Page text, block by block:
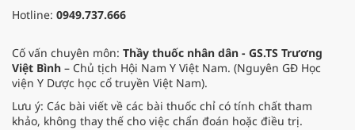
Hotline: 0949.737.666
Cố vấn chuyên môn: Thầy thuốc nhân dân - GS.TS Trương
Việt Bình – Chủ tịch Hội Nam Y Việt Nam. (Nguyên GĐ Học
viện Y Dược học cổ truyền Việt Nam).
Lưu ý: Các bài viết về các bài thuốc chỉ có tính chất tham
khảo, không thay thế cho việc chẩn đoán hoặc điều trị.